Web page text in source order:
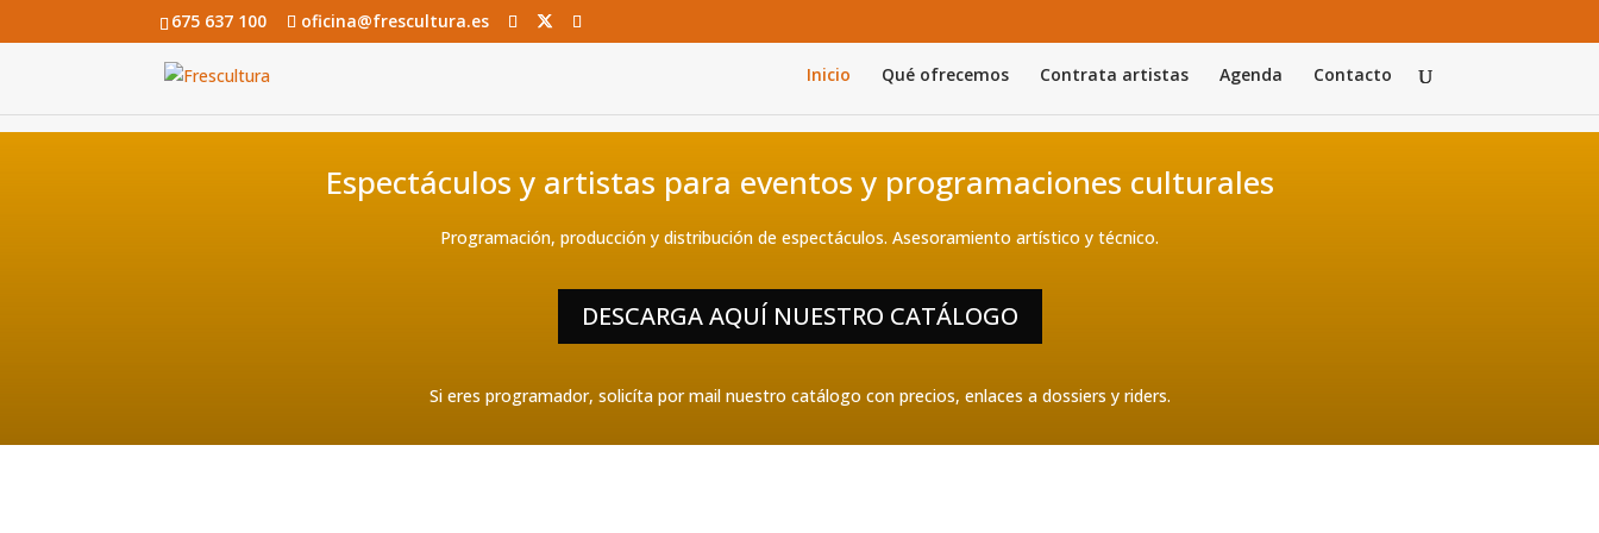
675 637 100 oficina@frescultura.es
Inicio Qué ofrecemos Contrata artistas Agenda Contacto
Espectáculos y artistas para eventos y programaciones culturales
Programación, producción y distribución de espectáculos. Asesoramiento artístico y técnico.
DESCARGA AQUÍ NUESTRO CATÁLOGO
Si eres programador, solicíta por mail nuestro catálogo con precios, enlaces a dossiers y riders.